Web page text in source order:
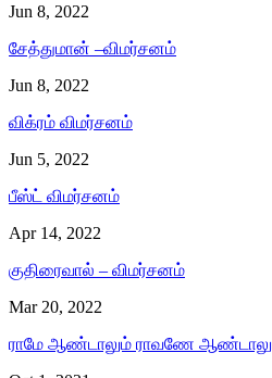
Jun 8, 2022
சேத்துமான் –விமர்சனம்
Jun 8, 2022
விக்ரம் விமர்சனம்
Jun 5, 2022
பீஸ்ட் விமர்சனம்
Apr 14, 2022
குதிரைவால் – விமர்சனம்
Mar 20, 2022
ராமே ஆண்டாலும் ராவணே